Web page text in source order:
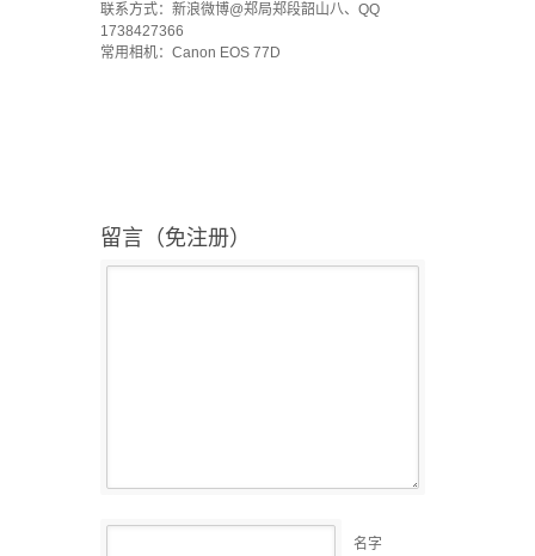
联系方式：新浪微博@郑局郑段韶山八、QQ
1738427366
常用相机：Canon EOS 77D
留言（免注册）
名字